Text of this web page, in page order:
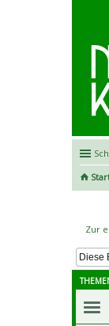
Zur